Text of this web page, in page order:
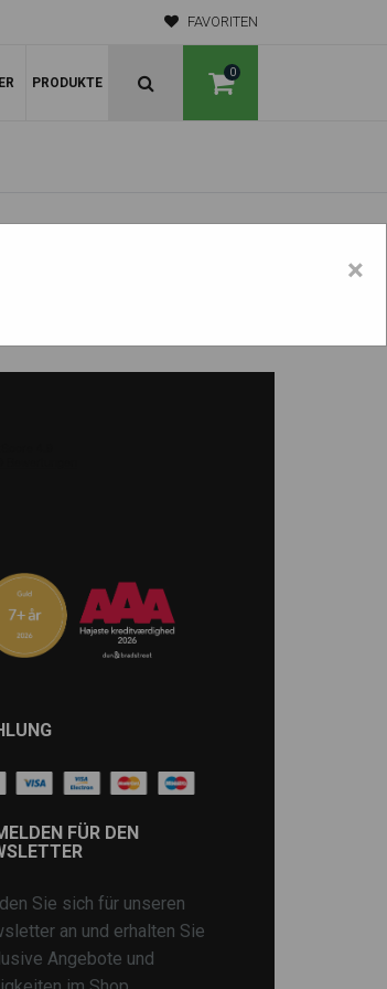
FAVORITEN
0
PRODUKTE
FÜR DEN
Sie sich für unseren
an und erhalten Sie
Angebote und
×